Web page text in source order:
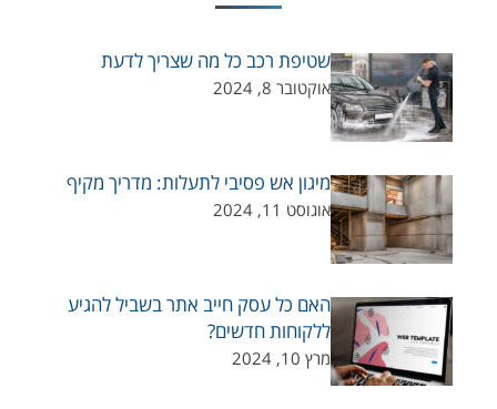
שטיפת רכב כל מה שצריך לדעת
אוקטובר 8, 2024
מיגון אש פסיבי לתעלות: מדריך מקיף
אוגוסט 11, 2024
האם כל עסק חייב אתר בשביל להגיע
ללקוחות חדשים?
מרץ 10, 2024